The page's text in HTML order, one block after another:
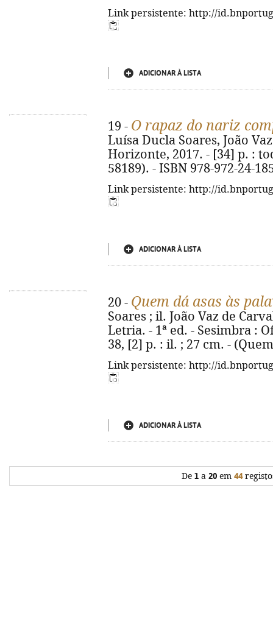
Link persistente: http://
ADICIONAR À LISTA
19 - O rapaz do nariz
Luísa Ducla Soares, João
Horizonte, 2017. - [34] p. :
58189). - ISBN 978-972-24-
Link persistente: http://
ADICIONAR À LISTA
20 - Quem dá asas às
Soares ; il. João Vaz de
Letria. - 1ª ed. - Sesimbra :
38, [2] p. : il. ; 27 cm. -
Link persistente: http://
ADICIONAR À LISTA
De 1a 20em 44